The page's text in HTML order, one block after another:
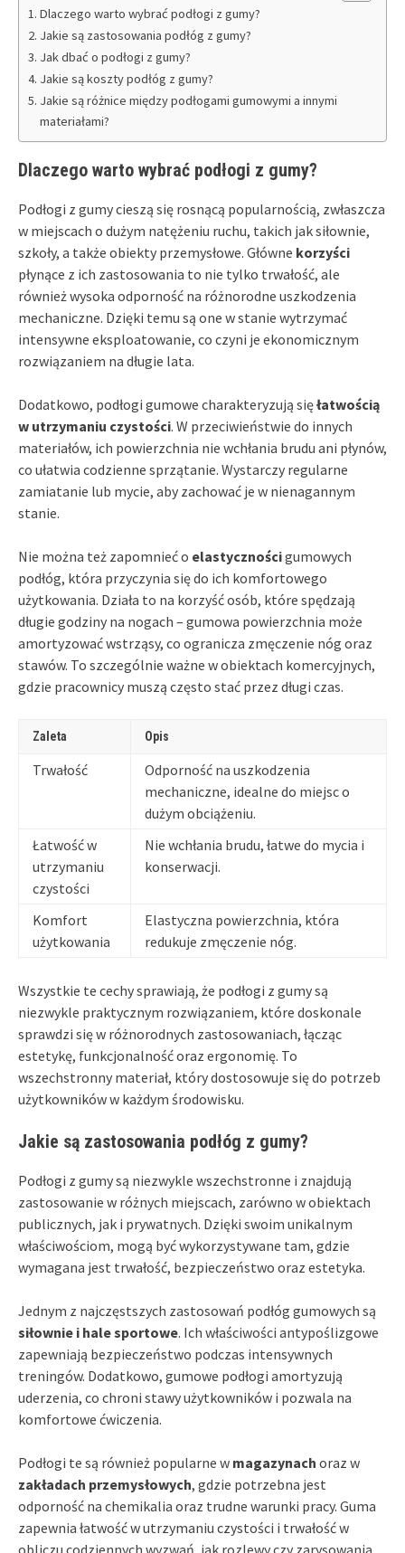
Dlaczego warto wybrać podłogi z gumy?
Jakie są zastosowania podłóg z gumy?
Jak dbać o podłogi z gumy?
Jakie są koszty podłóg z gumy?
Jakie są różnice między podłogami gumowymi a innymi
materiałami?
Dlaczego warto wybrać podłogi z gumy?
Podłogi z gumy cieszą się rosnącą popularnością, zwłaszcza
w miejscach o dużym natężeniu ruchu, takich jak siłownie,
szkoły, a także obiekty przemysłowe. Główne korzyści
płynące z ich zastosowania to nie tylko trwałość, ale
również wysoka odporność na różnorodne uszkodzenia
mechaniczne. Dzięki temu są one w stanie wytrzymać
intensywne eksploatowanie, co czyni je ekonomicznym
rozwiązaniem na długie lata.
Dodatkowo, podłogi gumowe charakteryzują sięłatwością
w utrzymaniu czystości. W przeciwieństwie do innych
materiałów, ich powierzchnia nie wchłania brudu ani płynów,
co ułatwia codzienne sprzątanie. Wystarczy regularne
zamiatanie lub mycie, aby zachować je w nienagannym
stanie.
Nie można też zapomnieć o elastycznościgumowych
podłóg, która przyczynia się do ich komfortowego
użytkowania. Działa to na korzyść osób, które spędzają
długie godziny na nogach – gumowa powierzchnia może
amortyzować wstrząsy, co ogranicza zmęczenie nóg oraz
stawów. To szczególnie ważne w obiektach komercyjnych,
gdzie pracownicy muszą często stać przez długi czas.
Zaleta Opis
Trwałość
Odporność na uszkodzenia
mechaniczne, idealne do miejsc o
dużym obciążeniu.
Łatwość w
utrzymaniu
czystości
Nie wchłania brudu, łatwe do mycia i
konserwacji.
Komfort
użytkowania
Elastyczna powierzchnia, która
redukuje zmęczenie nóg.
Wszystkie te cechy sprawiają, że podłogi z gumy są
niezwykle praktycznym rozwiązaniem, które doskonale
sprawdzi się w różnorodnych zastosowaniach, łącząc
estetykę, funkcjonalność oraz ergonomię. To
wszechstronny materiał, który dostosowuje się do potrzeb
użytkowników w każdym środowisku.
Jakie są zastosowania podłóg z gumy?
Podłogi z gumy są niezwykle wszechstronne i znajdują
zastosowanie w różnych miejscach, zarówno w obiektach
publicznych, jak i prywatnych. Dzięki swoim unikalnym
właściwościom, mogą być wykorzystywane tam, gdzie
wymagana jest trwałość, bezpieczeństwo oraz estetyka.
Jednym z najczęstszych zastosowań podłóg gumowych są
siłownie i hale sportowe. Ich właściwości antypoślizgowe
zapewniają bezpieczeństwo podczas intensywnych
treningów. Dodatkowo, gumowe podłogi amortyzują
uderzenia, co chroni stawy użytkowników i pozwala na
komfortowe ćwiczenia.
Podłogi te są również popularne w magazynach oraz w
zakładach przemysłowych, gdzie potrzebna jest
odporność na chemikalia oraz trudne warunki pracy. Guma
zapewnia łatwość w utrzymaniu czystości i trwałość w